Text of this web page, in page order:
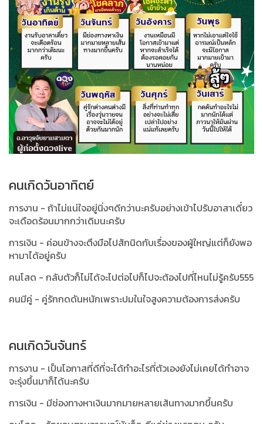
คนเกิดวันอาทิตย์
การงาน - ถ้าไม่แน่ใจอยู่นิ่งๆดีกว่านะครับอย่างเข้าไปรับอาสาเดี๋ยว
จะเดือดร้อนมากกว่าเดิมนะครับ
การเงิน - ค่อนข้างจะตึงมือไปสักนิดกับเรื่องของผู้ใหญ่แต่ก็ยังพอ
หามาได้อยู่ครับ
คนโสด - กลับตัวก็ไม่ได้จะไปต่อไปก็ไปจะต้องไปที่ไหนไม่รู้ครับ555
คนมีคู่ - คู่รักกดดันหนักเพราะปมในใจสูงความต้องการส่งครับ
คนเกิดวันจันทร์
การงาน - เป็นโอกาสที่ดีที่จะได้ทำอะไรที่ตัวเองยังไม่เคยได้ทำอาจ
จะรุ่งขึ้นมาก็ได้นะครับ
การเงิน - มีช่องทางหาเงินมากมายหลายเส้นทางมากขึ้นครับ